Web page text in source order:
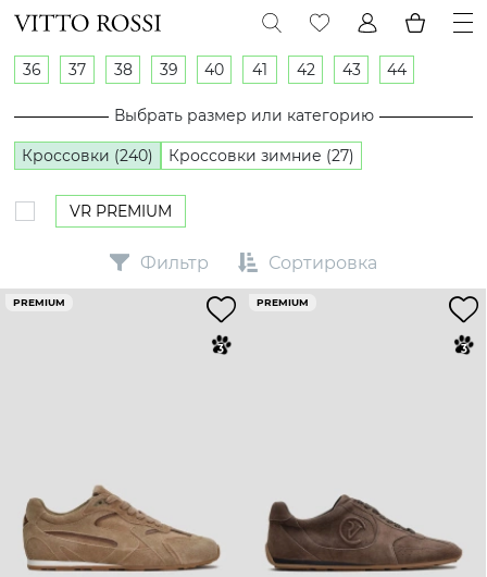
36 37 38 39 40 41 42 43 44
Выбрать размер или категорию
Кроссовки (240) Кроссовки зимние (27)
VR PREMIUM
Фильтр Сортировка
PREMIUM PREMIUM